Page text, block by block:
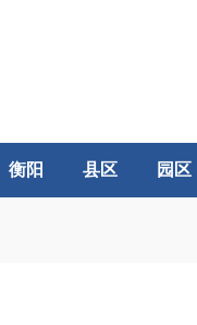
衡阳 县区 园区